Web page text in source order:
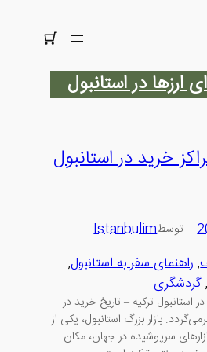
ارزها در استانبول
خرید در استانبول
—توسطIstanbulim
, راهنمای سفر به استانبول,
گردشگری
استانبول ترکیه – تاریخ خرید در
بازار بزرگ استانبول، یکی از
سرپوشیده در جهان، مکان